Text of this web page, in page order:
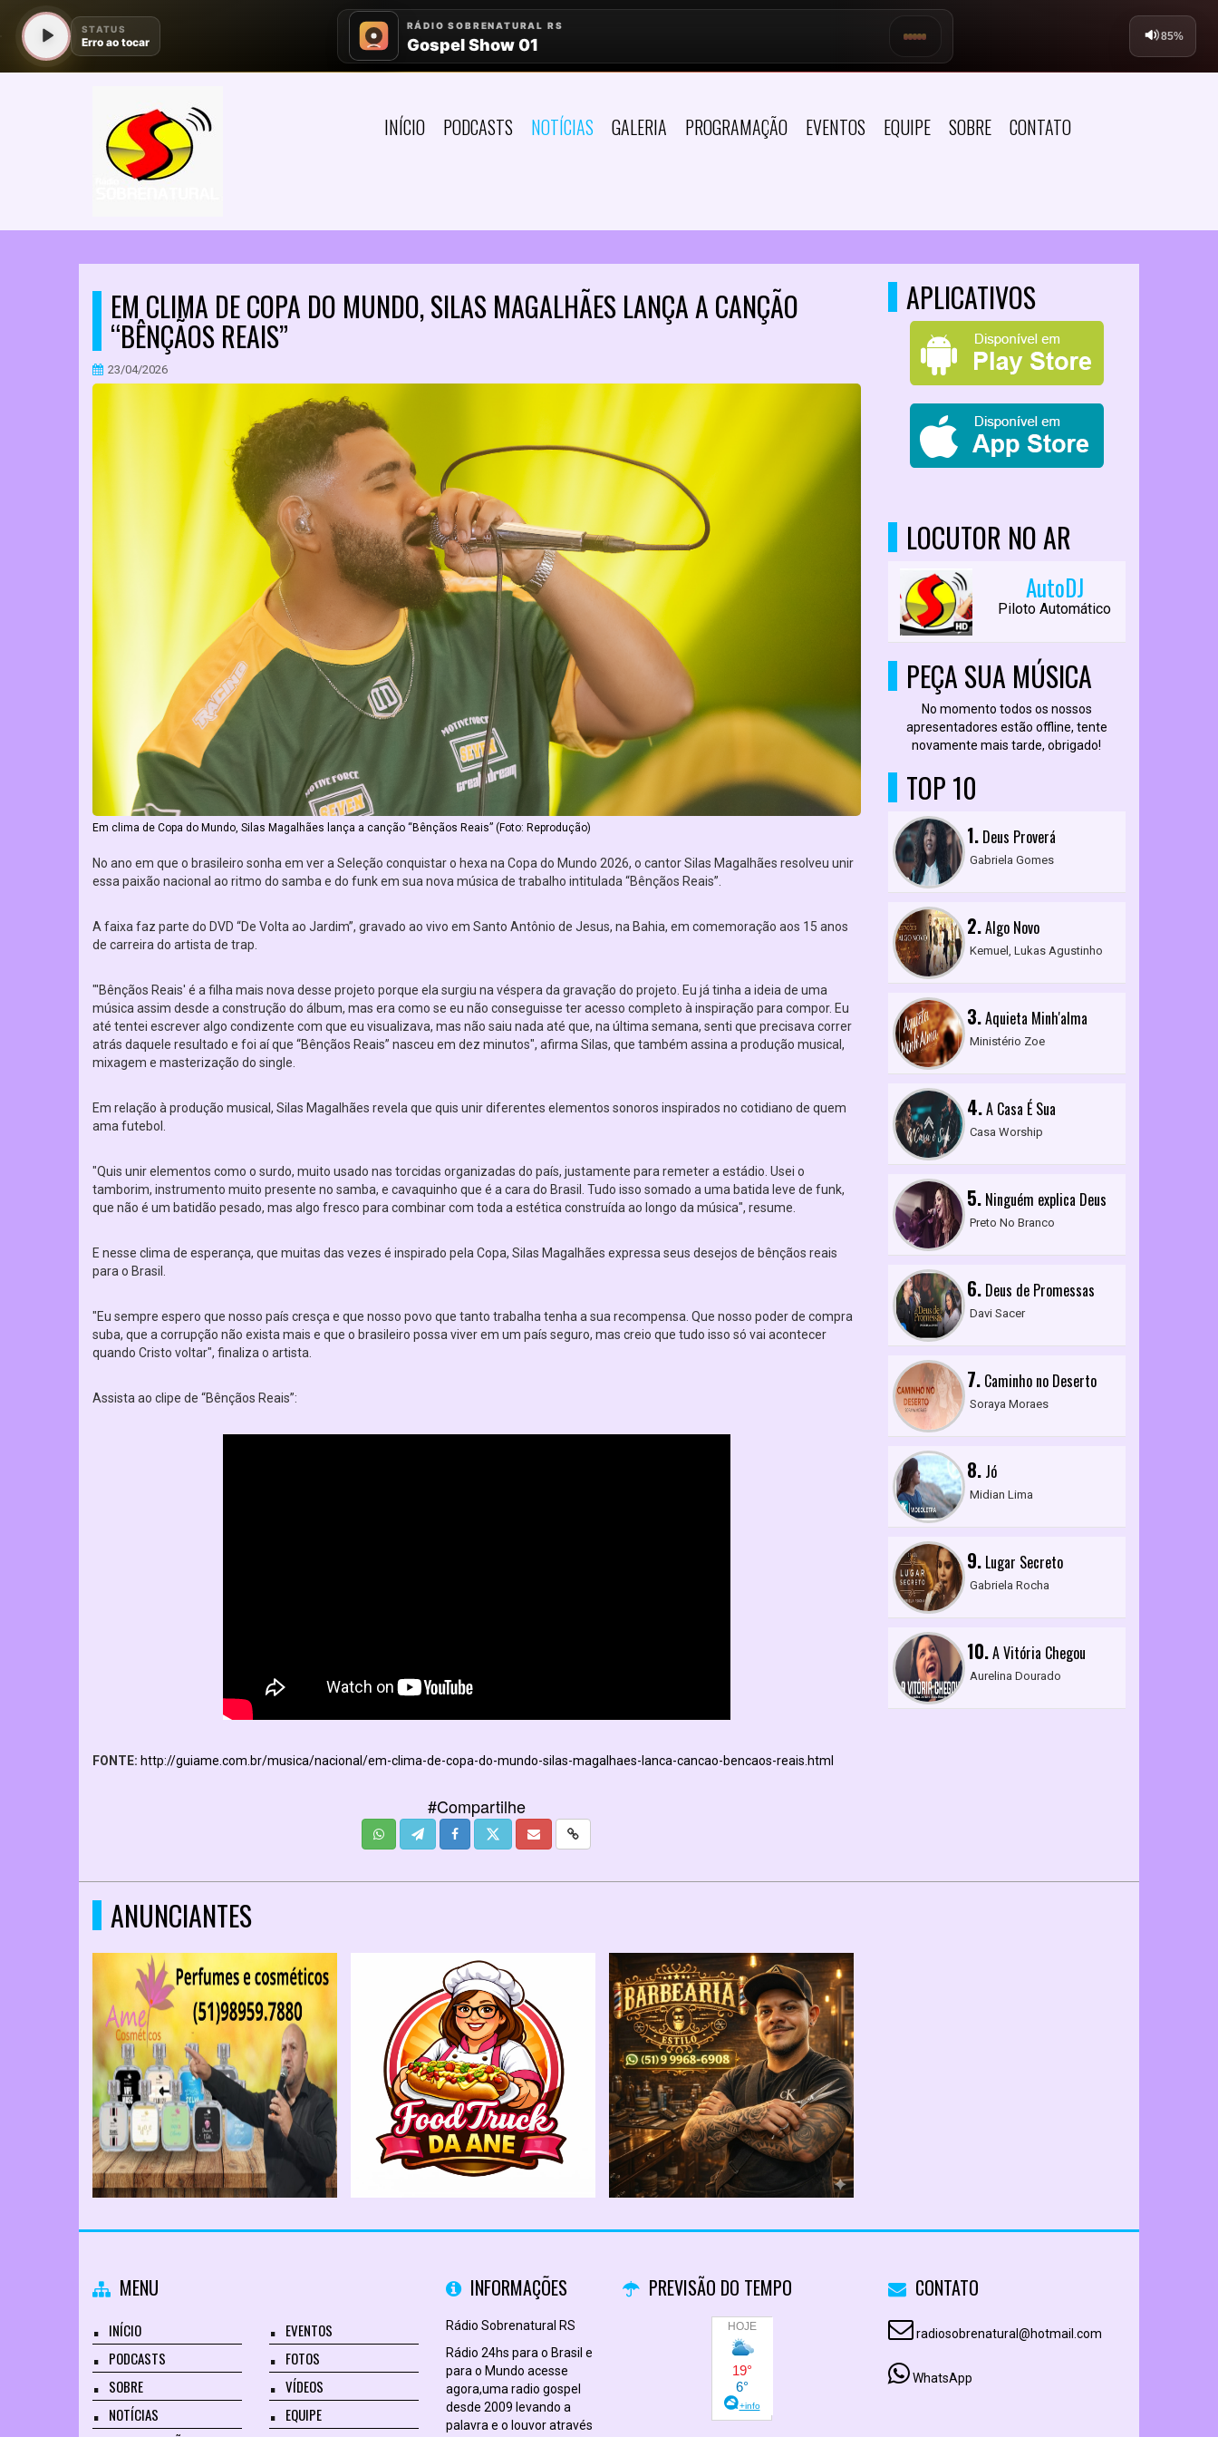
INÍCIO PODCASTS NOTÍCIAS GALERIA PROGRAMAÇÃO EVENTOS EQUIPE SOBRE CONTATO
EM CLIMA DE COPA DO MUNDO, SILAS MAGALHÃES LANÇA A CANÇÃO
“BÊNÇÃOS REAIS”
23/04/2026
Em clima de Copa do Mundo, Silas Magalhães lança a canção “Bênçãos Reais” (Foto: Reprodução)
No ano em que o brasileiro sonha em ver a Seleção conquistar o hexa na Copa do Mundo 2026, o cantor Silas Magalhães resolveu unir
essa paixão nacional ao ritmo do samba e do funk em sua nova música de trabalho intitulada “Bênçãos Reais”.
A faixa faz parte do DVD “De Volta ao Jardim”, gravado ao vivo em Santo Antônio de Jesus, na Bahia, em comemoração aos 15 anos
de carreira do artista de trap.
"'Bênçãos Reais' é a filha mais nova desse projeto porque ela surgiu na véspera da gravação do projeto. Eu já tinha a ideia de uma
música assim desde a construção do álbum, mas era como se eu não conseguisse ter acesso completo à inspiração para compor. Eu
até tentei escrever algo condizente com que eu visualizava, mas não saiu nada até que, na última semana, senti que precisava correr
atrás daquele resultado e foi aí que “Bênçãos Reais” nasceu em dez minutos", afirma Silas, que também assina a produção musical,
mixagem e masterização do single.
Em relação à produção musical, Silas Magalhães revela que quis unir diferentes elementos sonoros inspirados no cotidiano de quem
ama futebol.
"Quis unir elementos como o surdo, muito usado nas torcidas organizadas do país, justamente para remeter a estádio. Usei o
tamborim, instrumento muito presente no samba, e cavaquinho que é a cara do Brasil. Tudo isso somado a uma batida leve de funk,
que não é um batidão pesado, mas algo fresco para combinar com toda a estética construída ao longo da música", resume.
E nesse clima de esperança, que muitas das vezes é inspirado pela Copa, Silas Magalhães expressa seus desejos de bênçãos reais
para o Brasil.
"Eu sempre espero que nosso país cresça e que nosso povo que tanto trabalha tenha a sua recompensa. Que nosso poder de compra
suba, que a corrupção não exista mais e que o brasileiro possa viver em um país seguro, mas creio que tudo isso só vai acontecer
quando Cristo voltar", finaliza o artista.
Assista ao clipe de “Bênçãos Reais”:
FONTE: http://guiame.com.br/musica/nacional/em-clima-de-copa-do-mundo-silas-magalhaes-lanca-cancao-bencaos-reais.html
#Compartilhe
APLICATIVOS
LOCUTOR NO AR
AutoDJ
Piloto Automático
PEÇA SUA MÚSICA
No momento todos os nossos
apresentadores estão offline, tente
novamente mais tarde, obrigado!
TOP 10
1.Deus Proverá
Gabriela Gomes
2.Algo Novo
Kemuel, Lukas Agustinho
3.Aquieta Minh'alma
Ministério Zoe
4.A Casa É Sua
Casa Worship
5.Ninguém explica Deus
Preto No Branco
6.Deus de Promessas
Davi Sacer
7.Caminho no Deserto
Soraya Moraes
8.Jó
Midian Lima
9.Lugar Secreto
Gabriela Rocha
10.A Vitória Chegou
Aurelina Dourado
ANUNCIANTES
MENU
INÍCIO
PODCASTS
SOBRE
NOTÍCIAS
EVENTOS
FOTOS
VÍDEOS
EQUIPE
INFORMAÇÕES
Rádio Sobrenatural RS
Rádio 24hs para o Brasil e
para o Mundo acesse
agora,uma radio gospel
desde 2009 levando a
palavra e o louvor através
PREVISÃO DO TEMPO CONTATO
radiosobrenatural@hotmail.com
WhatsApp